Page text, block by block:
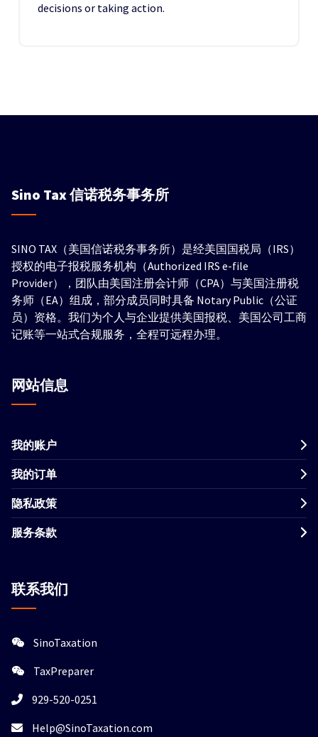
decisions or taking action.
Sino Tax信诺税务事务所
SINO TAX（美国信诺税务事务所）是经美国国税局（IRS）
授权的电子报税服务机构（Authorized IRS e-file
Provider），团队由美国注册会计师（CPA）与美国注册税
务师（EA）组成，部分成员同时具备 Notary Public（公证
员）资格。我们为个人与企业提供美国报税、美国公司工商
记账等一站式合规服务，全程可远程办理。
网站信息
我的账户
我的订单
隐私政策
服务条款
联系我们
SinoTaxation
TaxPreparer
929-520-0251
Help@SinoTaxation.com